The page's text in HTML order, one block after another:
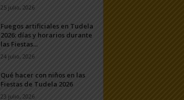
25 julio, 2026
Fuegos artificiales en Tudela
2026: días y horarios durante
las Fiestas...
24 julio, 2026
Qué hacer con niños en las
Fiestas de Tudela 2026
23 julio, 2026